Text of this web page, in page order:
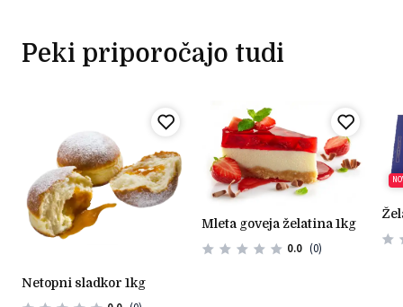
Peki priporočajo tudi
netopni sladkor 1kg
mleta goveja želatina 1kg
0.0 (0)